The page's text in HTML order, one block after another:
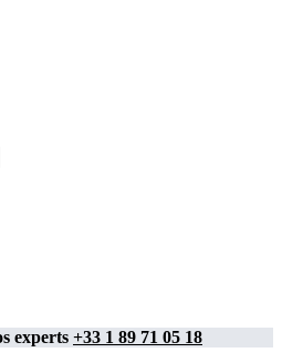
experts +33 1 89 71 05 18